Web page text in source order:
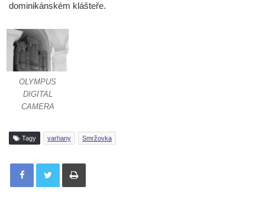
dominikánském klášteře.
OLYMPUS
DIGITAL
CAMERA
Tagy varhany Smržovka
Tisknout